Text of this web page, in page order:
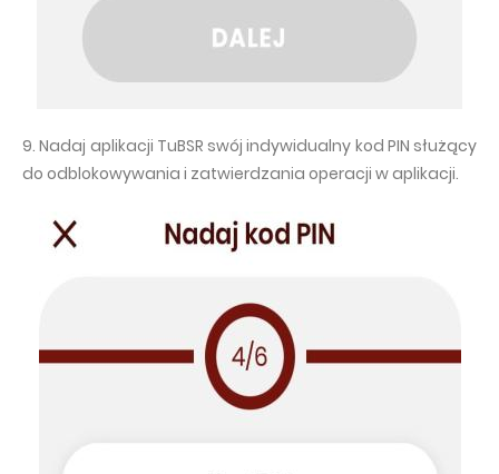
9. Nadaj aplikacji TuBSR swój indywidualny kod PIN służący
do odblokowywania i zatwierdzania operacji w aplikacji.